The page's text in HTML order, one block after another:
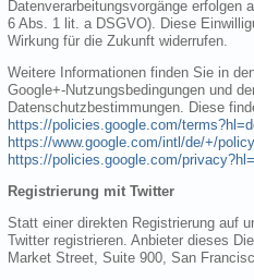
Datenverarbeitungsvorgänge erfolgen
6 Abs. 1 lit. a DSGVO). Diese
Wirkung für die Zukunft widerrufen.
Weitere Informationen finden Sie in
Google+-Nutzungsbedingungen und
Datenschutzbestimmungen. Diese
https://policies.google.com/
https://www.google.com/intl/de/+/
https://policies.google.com/
Registrierung mit Twitter
Statt einer direkten Registrierung auf
Twitter registrieren. Anbieter dieses
Market Street, Suite 900, San